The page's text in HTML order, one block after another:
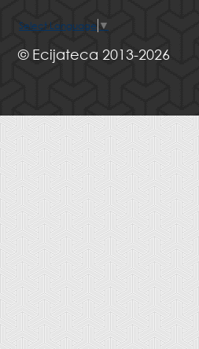
Select Language ▼
© Ecijateca 2013-2026